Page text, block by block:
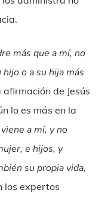
más que a mí, no
o a su hija más
afirmación de Jesús
lo es más en la
a mí, y no
e hijos, y
su propia vida,
los expertos